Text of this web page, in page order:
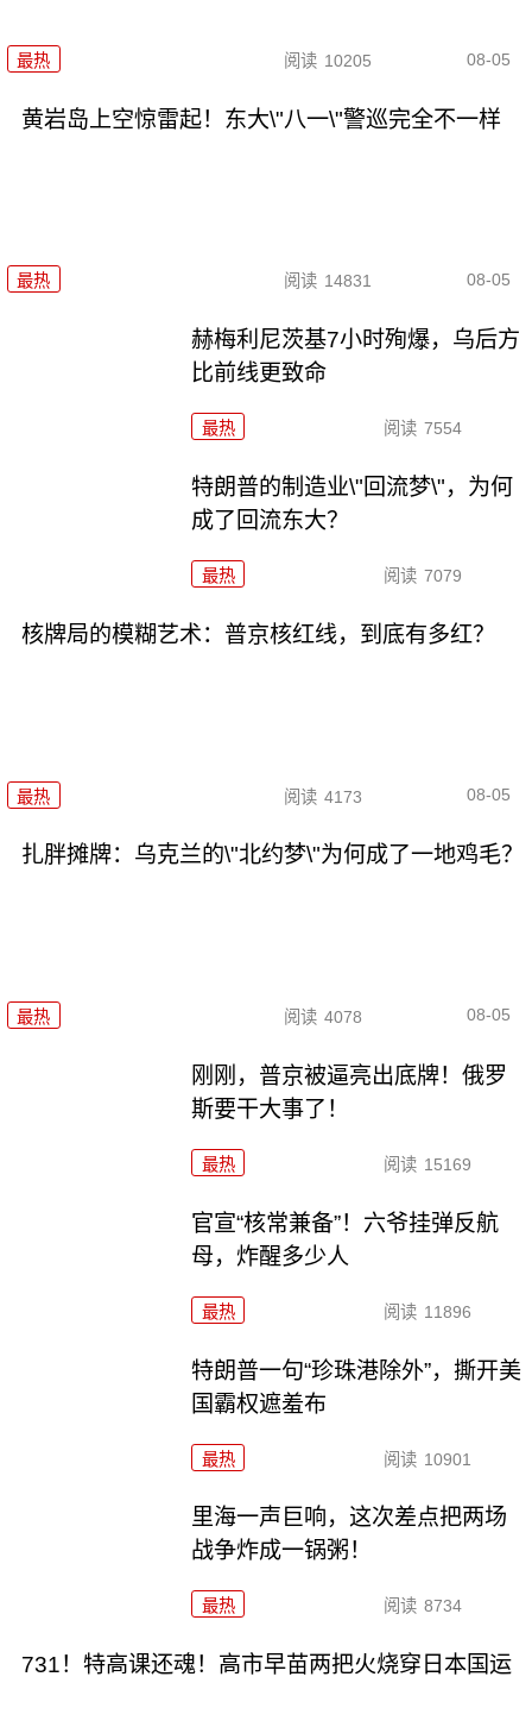
最热 阅读 10205 08-05
黄岩岛上空惊雷起！东大\"八一\"警巡完全不一样
最热 阅读 14831 08-05
赫梅利尼茨基7小时殉爆，乌后方
比前线更致命
最热 阅读 7554
特朗普的制造业\"回流梦\"，为何
成了回流东大？
最热 阅读 7079
核牌局的模糊艺术：普京核红线，到底有多红？
最热 阅读 4173 08-05
扎胖摊牌：乌克兰的\"北约梦\"为何成了一地鸡毛？
最热 阅读 4078 08-05
刚刚，普京被逼亮出底牌！俄罗
斯要干大事了！
最热 阅读 15169
官宣“核常兼备”！六爷挂弹反航
母，炸醒多少人
最热 阅读 11896
特朗普一句“珍珠港除外”，撕开美
国霸权遮羞布
最热 阅读 10901
里海一声巨响，这次差点把两场
战争炸成一锅粥！
最热 阅读 8734
731！特高课还魂！高市早苗两把火烧穿日本国运